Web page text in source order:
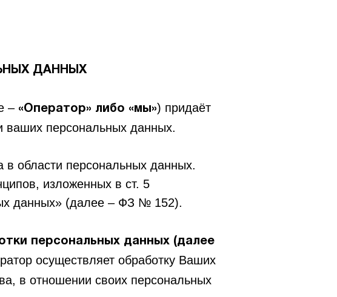
ДАННЫХ
– «Оператор» либо «мы») придаёт
ваших персональных данных.
в области персональных данных.
изложенных в ст. 5
данных» (далее – ФЗ № 152).
персональных данных (далее
осуществляет обработку Ваших
в отношении своих персональных